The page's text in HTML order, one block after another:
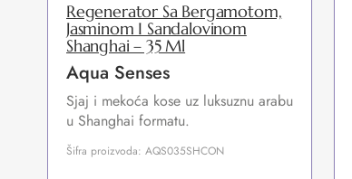
Regenerator Sa Bergamotom,
Jasminom I Sandalovinom
Shanghai – 35 Ml
Aqua Senses
Sjaj i mekoća kose uz luksuznu arabu
u Shanghai formatu.
Šifra proizvoda: AQS035SHCON